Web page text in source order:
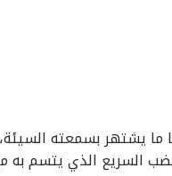
ما يشتهر بسمعته
السريع الذي يتسم به